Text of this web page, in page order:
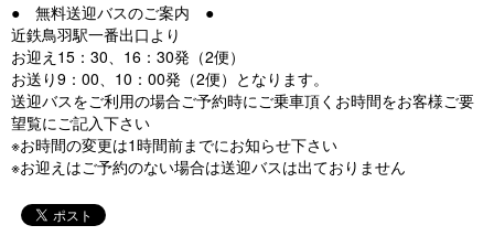
● 無料送迎バスのご案内 ●
近鉄鳥羽駅一番出口より
お迎え15：30、16：30発（2便）
お送り9：00、10：00発（2便）となります。
送迎バスをご利用の場合ご予約時にご乗車頂くお時間をお客様ご要
望覧にご記入下さい
※お時間の変更は1時間前までにお知らせ下さい
※お迎えはご予約のない場合は送迎バスは出ておりません